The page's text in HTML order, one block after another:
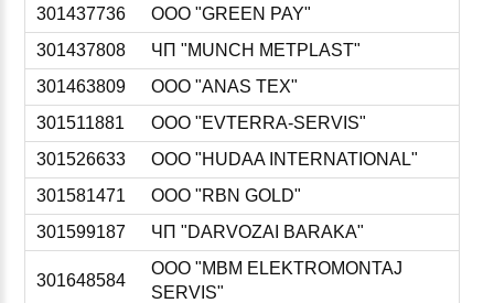
301437736
ООО "GREEN PAY"
301437808
ЧП "MUNCH METPLAST"
301463809
ООО "ANAS TEX"
301511881
ООО "EVTERRA-SERVIS"
301526633
ООО "HUDAA INTERNATIONAL"
301581471
ООО "RBN GOLD"
301599187
ЧП "DARVOZAI BARAKA"
301648584
ООО "MBM ELEKTROMONTAJ
SERVIS"